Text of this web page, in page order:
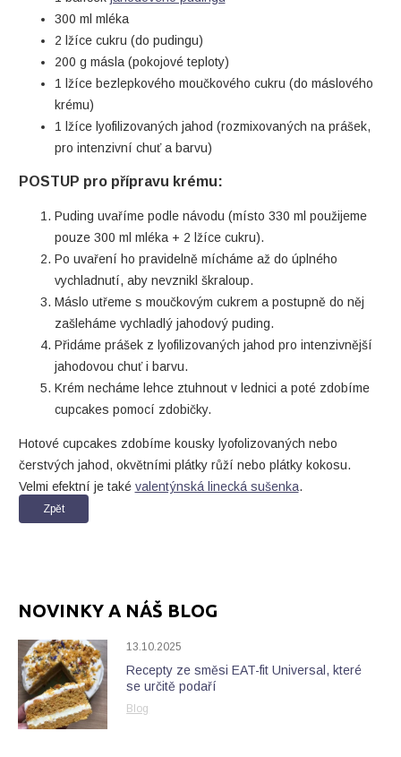
300 ml mléka
2 lžíce cukru (do pudingu)
200 g másla (pokojové teploty)
1 lžíce bezlepkového moučkového cukru (do máslového
krému)
1 lžíce lyofilizovaných jahod (rozmixovaných na prášek,
pro intenzivní chuť a barvu)
POSTUP pro přípravu krému:
Puding uvaříme podle návodu (místo 330 ml použijeme
pouze 300 ml mléka + 2 lžíce cukru).
Po uvaření ho pravidelně mícháme až do úplného
vychladnutí, aby nevznikl škraloup.
Máslo utřeme s moučkovým cukrem a postupně do něj
zašleháme vychladlý jahodový puding.
Přidáme prášek z lyofilizovaných jahod pro intenzivnější
jahodovou chuť i barvu.
Krém necháme lehce ztuhnout v lednici a poté zdobíme
cupcakes pomocí zdobičky.
Hotové cupcakes zdobíme kousky lyofolizovaných nebo
čerstvých jahod, okvětními plátky růží nebo plátky kokosu.
Velmi efektní je také valentýnská linecká sušenka.
Zpět
NOVINKY A NÁŠ BLOG
13.10.2025
Recepty ze směsi EAT-fit Universal, které
se určitě podaří
Blog